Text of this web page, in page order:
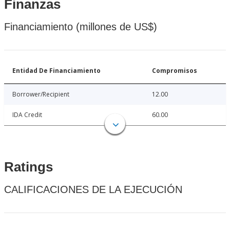
Finanzas
Financiamiento (millones de US$)
Entidad De Financiamiento Compromisos
Borrower/Recipient 12.00
IDA Credit 60.00
Ratings
CALIFICACIONES DE LA EJECUCIÓN